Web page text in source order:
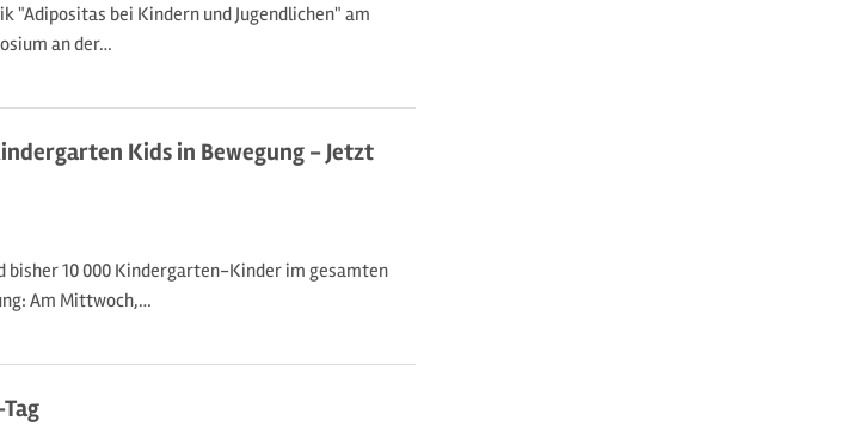
bei Kindern und Jugendlichen" am
an der…
Kids in Bewegung - Jetzt
bisher 10 000 Kindergarten-Kinder im gesamten
Am Mittwoch,…